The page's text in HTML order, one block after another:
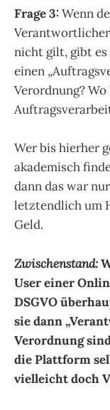
Frage 3:Wenn
nicht gilt, gibt
einen
Verordnung?
Wer bis hierher
akademisch
dann das war
letztendlich um
Geld.
Zwischenstand:
User einer
DSGVO
sie dann
Verordnung
die Plattform
vielleicht doch